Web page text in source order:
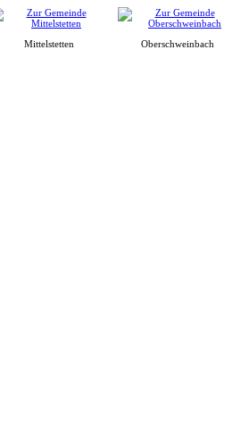
Mittelstetten Oberschweinbach